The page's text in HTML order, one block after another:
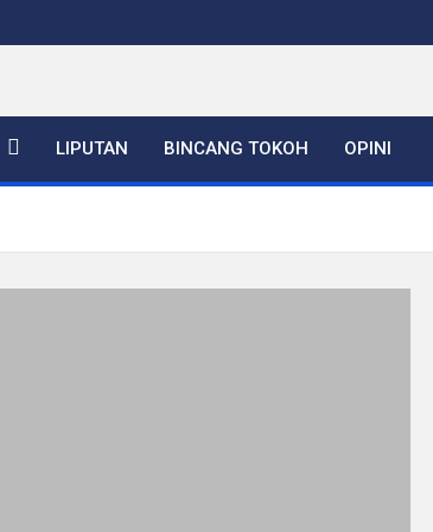
LIPUTAN BINCANG TOKOH OPINI